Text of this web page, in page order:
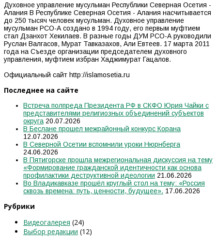
Духовное управление мусульман Республики Северная Осетия -
Алания В Республике Северная Осетия - Алания насчитывается
до 250 тысяч человек мусульман. Духовное управление
мусульман РСО-А создано в 1994 году, его первым муфтием
стал Дзанхот Хекилаев. В разные годы ДУМ РСО-А руководили
Руслан Валгасов, Мурат Тавказахов, Али Евтеев. 17 марта 2011
года на Съезде организации председателем духовного
управления, муфтием избран Хаджимурат Гацалов.
Официальный сайт http://islamosetia.ru
Последнее на сайте
Встреча полпреда Президента РФ в СКФО Юрия Чайки с
представителями религиозных объединений субъектов
округа 20.07.2026
В Беслане прошел межрайонный конкурс Корана
12.07.2026
В Северной Осетии вспомнили уроки Нюрнберга
24.06.2026
В Пятигорске прошла межрегиональная дискуссия на тему
«Формирование гражданской идентичности как основа
профилактики деструктивной идеологии 21.06.2026
Во Владикавказе прошёл круглый стол на тему: «Россия
сквозь времена: путь, ценности, будущее». 17.06.2026
Рубрики
Видеогалерея (24)
Выбор редакции (12)